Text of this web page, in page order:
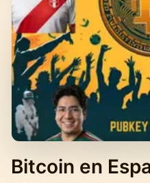
Bitcoin en